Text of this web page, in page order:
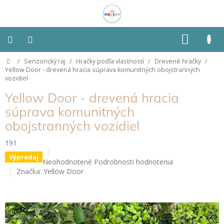
KOŠÍK
Montessori
izba
Senzorické
pomôcky
Hračky
podľa
typu
podľa
vlastností
Domov
/ Senzorický raj / Hračky podľa vlastností / Drevené hračky /
Yellow Door - drevená hracia súprava komunitných obojstranných
vozidiel
Yellow Door - drevená hracia
súprava komunitných
obojstranných vozidiel
191
Výpredaj Priemerné
hodnotenie
z
5
Neohodnotené Podrobnosti hodnotenia
Značka: Yellow Door